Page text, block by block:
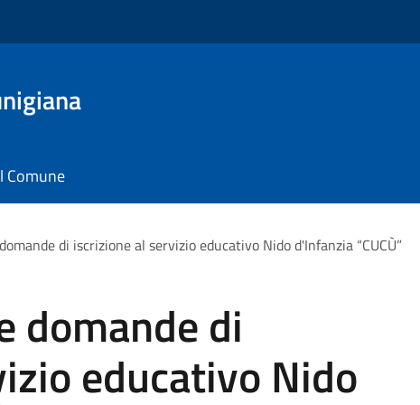
Comune
di iscrizione al servizio educativo Nido d'Infanzia “CUCÙ”
domande di
educativo Nido